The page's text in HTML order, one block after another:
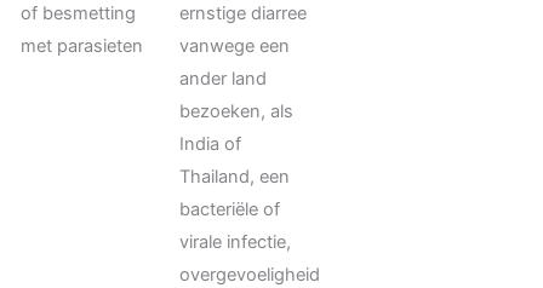
of besmetting
met parasieten
ernstige diarree
vanwege een
ander land
bezoeken, als
India of
Thailand, een
bacteriële of
virale infectie,
overgevoeligheid